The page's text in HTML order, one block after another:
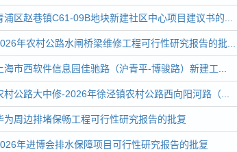
浦区赵巷镇C61-09B地块新建社区中心项目建议书的...
年农村公路水闸桥梁维修工程可行性研究报告的批...
海市西软件信息园佳驰路（沪青平-博骏路）新建工...
村公路大中修-2026年徐泾镇农村公路西向阳河路（...
为周边排堵保畅工程可行性研究报告的批复
年进博会排水保障项目可行性研究报告的批复